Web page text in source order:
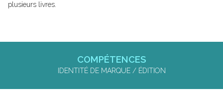
plusieurs livres.
COMPÉTENCES
IDENTITÉ DE MARQUE / ÉDITION